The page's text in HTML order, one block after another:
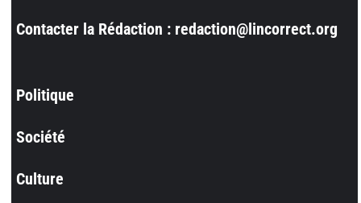
Contacter la Rédaction : redaction@lincorrect.org
Politique
Société
Culture